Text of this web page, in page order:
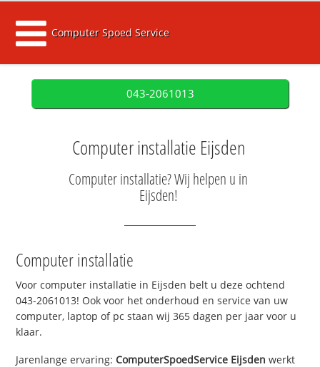
Computer Spoed Service
043-2061013
Computer installatie Eijsden
Computer installatie? Wij helpen u in
Eijsden!
Computer installatie
Voor computer installatie in Eijsden belt u deze ochtend
043-2061013! Ook voor het onderhoud en service van uw
computer, laptop of pc staan wij 365 dagen per jaar voor u
klaar.
Jarenlange ervaring:ComputerSpoedService Eijsden werkt